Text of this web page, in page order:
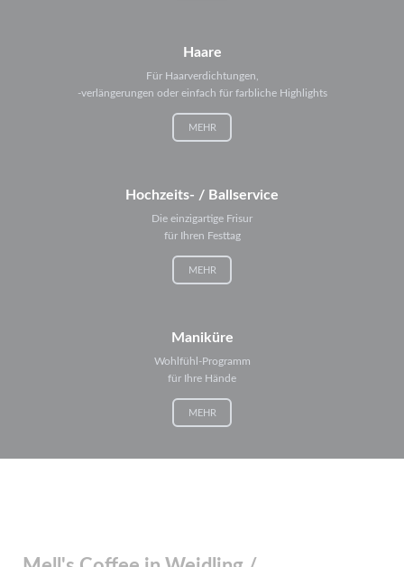
Haare
Für Haarverdichtungen,
-verlängerungen oder einfach für farbliche Highlights
MEHR
Hochzeits- / Ballservice
Die einzigartige Frisur
für Ihren Festtag
MEHR
Maniküre
Wohlfühl-Programm
für Ihre Hände
MEHR